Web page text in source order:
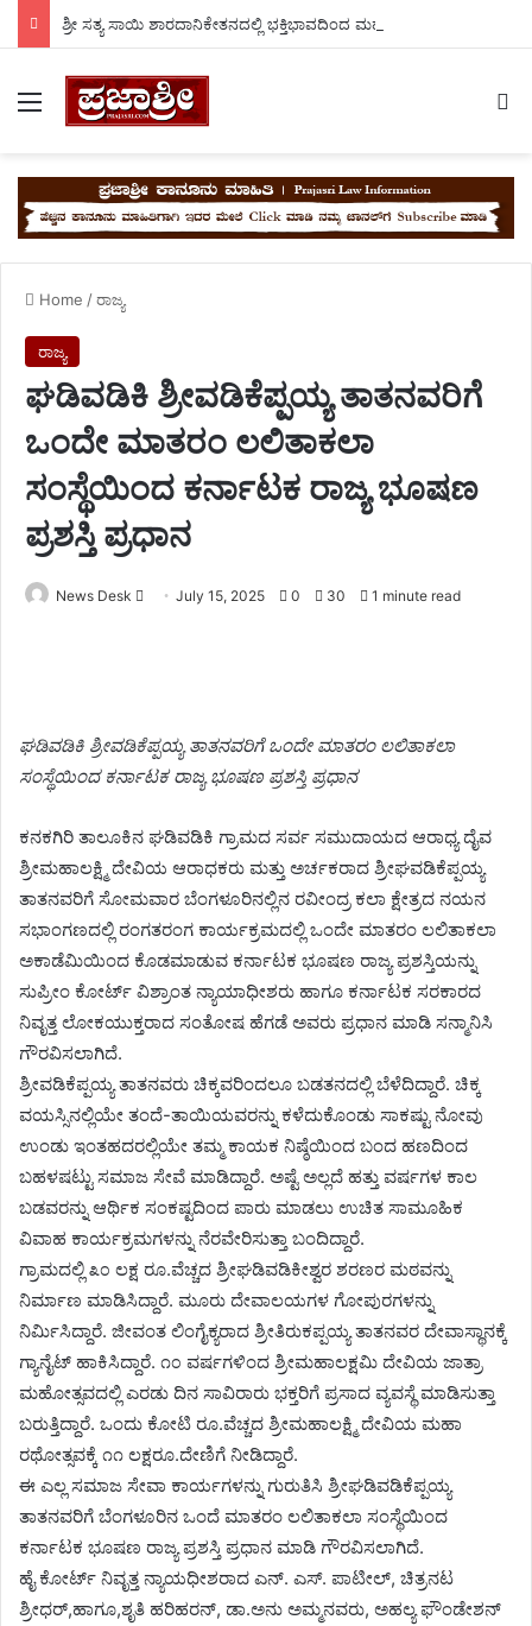
Menu
Home /ರಾಜ್ಯ
ರಾಜ್ಯ
ಘಡಿವಡಿಕಿ ಶ್ರೀವಡಿಕೆಪ್ಪಯ್ಯ ತಾತನವರಿಗೆ
ಒಂದೇ ಮಾತರಂ ಲಲಿತಾಕಲಾ
ಸಂಸ್ಥೆಯಿಂದ ಕರ್ನಾಟಕ ರಾಜ್ಯ ಭೂಷಣ
ಪ್ರಶಸ್ತಿ ಪ್ರಧಾನ
News Desk
Send July 15, 2025 0 30 1 minute read
ಘಡಿವಡಿಕಿ ಶ್ರೀವಡಿಕೆಪ್ಪಯ್ಯ ತಾತನವರಿಗೆ ಒಂದೇ ಮಾತರಂ ಲಲಿತಾಕಲಾ
ಸಂಸ್ಥೆಯಿಂದ ಕರ್ನಾಟಕ ರಾಜ್ಯ ಭೂಷಣ ಪ್ರಶಸ್ತಿ ಪ್ರಧಾನ
ಕನಕಗಿರಿ ತಾಲೂಕಿನ ಘಡಿವಡಿಕಿ ಗ್ರಾಮದ ಸರ್ವ ಸಮುದಾಯದ ಆರಾಧ್ಯ ದೈವ
ಶ್ರೀಮಹಾಲಕ್ಷ್ಮಿ ದೇವಿಯ ಆರಾಧಕರು ಮತ್ತು ಅರ್ಚಕರಾದ ಶ್ರೀಘವಡಿಕೆಪ್ಪಯ್ಯ
ತಾತನವರಿಗೆ ಸೋಮವಾರ ಬೆಂಗಳೂರಿನಲ್ಲಿನ ರವೀಂದ್ರ ಕಲಾ ಕ್ಷೇತ್ರದ ನಯನ
ಸಭಾಂಗಣದಲ್ಲಿ ರಂಗತರಂಗ ಕಾರ್ಯಕ್ರಮದಲ್ಲಿ ಒಂದೇ ಮಾತರಂ ಲಲಿತಾಕಲಾ
ಅಕಾಡೆಮಿಯಿಂದ ಕೊಡಮಾಡುವ ಕರ್ನಾಟಕ ಭೂಷಣ ರಾಜ್ಯ ಪ್ರಶಸ್ತಿಯನ್ನು
ಸುಪ್ರೀಂ ಕೋರ್ಟ್ ವಿಶ್ರಾಂತ ನ್ಯಾಯಾಧೀಶರು ಹಾಗೂ ಕರ್ನಾಟಕ ಸರಕಾರದ
ನಿವೃತ್ತ ಲೋಕಯುಕ್ತರಾದ ಸಂತೋಷ ಹೆಗಡೆ ಅವರು ಪ್ರಧಾನ ಮಾಡಿ ಸನ್ಮಾನಿಸಿ
ಗೌರವಿಸಲಾಗಿದೆ.
ಶ್ರೀವಡಿಕೆಪ್ಪಯ್ಯ ತಾತನವರು ಚಿಕ್ಕವರಿಂದಲೂ ಬಡತನದಲ್ಲಿ ಬೆಳೆದಿದ್ದಾರೆ. ಚಿಕ್ಕ
ವಯಸ್ಸಿನಲ್ಲಿಯೇ ತಂದೆ-ತಾಯಿಯವರನ್ನು ಕಳೆದುಕೊಂಡು ಸಾಕಷ್ಟು ನೋವು
ಉಂಡು ಇಂತಹದರಲ್ಲಿಯೇ ತಮ್ಮ ಕಾಯಕ ನಿಷ್ಠೆಯಿಂದ ಬಂದ ಹಣದಿಂದ
ಬಹಳಷಟ್ಟು ಸಮಾಜ ಸೇವೆ ಮಾಡಿದ್ದಾರೆ. ಅಷ್ಟೆ ಅಲ್ಲದೆ ಹತ್ತು ವರ್ಷಗಳ ಕಾಲ
ಬಡವರನ್ನು ಆರ್ಥಿಕ ಸಂಕಷ್ಟದಿಂದ ಪಾರು ಮಾಡಲು ಉಚಿತ ಸಾಮೂಹಿಕ
ವಿವಾಹ ಕಾರ್ಯಕ್ರಮಗಳನ್ನು ನೆರವೇರಿಸುತ್ತಾ ಬಂದಿದ್ದಾರೆ.
ಗ್ರಾಮದಲ್ಲಿ ೩೦ ಲಕ್ಷ ರೂ.ವೆಚ್ಚದ ಶ್ರೀಘಡಿವಡಿಕೀಶ್ವರ ಶರಣರ ಮಠವನ್ನು
ನಿರ್ಮಾಣ ಮಾಡಿಸಿದ್ದಾರೆ. ಮೂರು ದೇವಾಲಯಗಳ ಗೋಪುರಗಳನ್ನು
ನಿರ್ಮಿಸಿದ್ದಾರೆ. ಜೀವಂತ ಲಿಂಗೈಕ್ಯರಾದ ಶ್ರೀತಿರುಕಪ್ಪಯ್ಯ ತಾತನವರ ದೇವಾಸ್ಥಾನಕ್ಕೆ
ಗ್ಯಾನೈಟ್ ಹಾಕಿಸಿದ್ದಾರೆ. ೧೦ ವರ್ಷಗಳಿಂದ ಶ್ರೀಮಹಾಲಕ್ಷಮಿ ದೇವಿಯ ಜಾತ್ರಾ
ಮಹೋತ್ಸವದಲ್ಲಿ ಎರಡು ದಿನ ಸಾವಿರಾರು ಭಕ್ತರಿಗೆ ಪ್ರಸಾದ ವ್ಯವಸ್ಥೆ ಮಾಡಿಸುತ್ತಾ
ಬರುತ್ತಿದ್ದಾರೆ. ಒಂದು ಕೋಟಿ ರೂ.ವೆಚ್ಚದ ಶ್ರೀಮಹಾಲಕ್ಷ್ಮಿ ದೇವಿಯ ಮಹಾ
ರಥೋತ್ಸವಕ್ಕೆ ೧೧ ಲಕ್ಷರೂ.ದೇಣಿಗೆ ನೀಡಿದ್ದಾರೆ.
ಈ ಎಲ್ಲ ಸಮಾಜ ಸೇವಾ ಕಾರ್ಯಗಳನ್ನು ಗುರುತಿಸಿ ಶ್ರೀಘಡಿವಡಿಕೆಪ್ಪಯ್ಯ
ತಾತನವರಿಗೆ ಬೆಂಗಳೂರಿನ ಒಂದೆ ಮಾತರಂ ಲಲಿತಾಕಲಾ ಸಂಸ್ಥೆಯಿಂದ
ಕರ್ನಾಟಕ ಭೂಷಣ ರಾಜ್ಯ ಪ್ರಶಸ್ತಿ ಪ್ರಧಾನ ಮಾಡಿ ಗೌರವಿಸಲಾಗಿದೆ.
ಹೈ ಕೋರ್ಟ್ ನಿವೃತ್ತ ನ್ಯಾಯಧೀಶರಾದ ಎನ್. ಎಸ್. ಪಾಟೀಲ್, ಚಿತ್ರನಟ
ಶ್ರೀಧರ್,ಹಾಗೂ,ಶೃತಿ ಹರಿಹರನ್, ಡಾ.ಅನು ಅಮ್ಮನವರು, ಅಹಲ್ಯ ಫೌಂಡೇಶನ್